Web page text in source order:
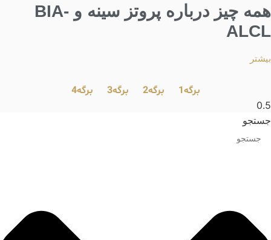
همه چیز درباره پروتز سینه و BIA-
ALCL
بیشتر
برگه1 برگه2 برگه3 برگه4
جستجو